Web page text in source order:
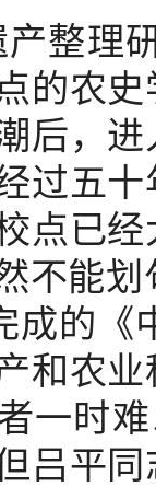
理研
的农
后，
过五
点已
不能
成的
和农
一时
吕平